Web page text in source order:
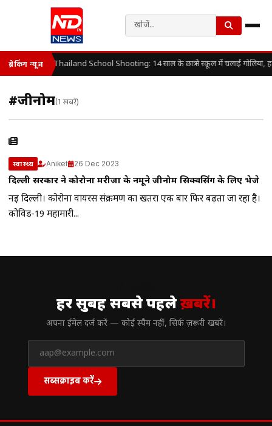
ब्रेकिंग न्यूज़ Thailand School Shooting: 14 साल के छात्र ने स्कूल में चलाई गोलियां,
#जीनोम(1 खबरें)
स्वास्थ्य Aniket 26 Dec 2023
दिल्ली सरकार ने कोरोना मरीजों के नमूने जीनोम सिक्वेंसिंग के लिए भेजे
नई दिल्ली। कोरोना वायरस संक्रमण का खतरा एक बार फिर बढ़ता जा रहा है।
कोविड-19 महामारी...
हर सुबह सबसे पहलेख़बरें।
अपना ईमेल दर्ज करें — कोई स्पैम नहीं, सिर्फ ज़रूरी खबरें।
सब्सक्राइब करें